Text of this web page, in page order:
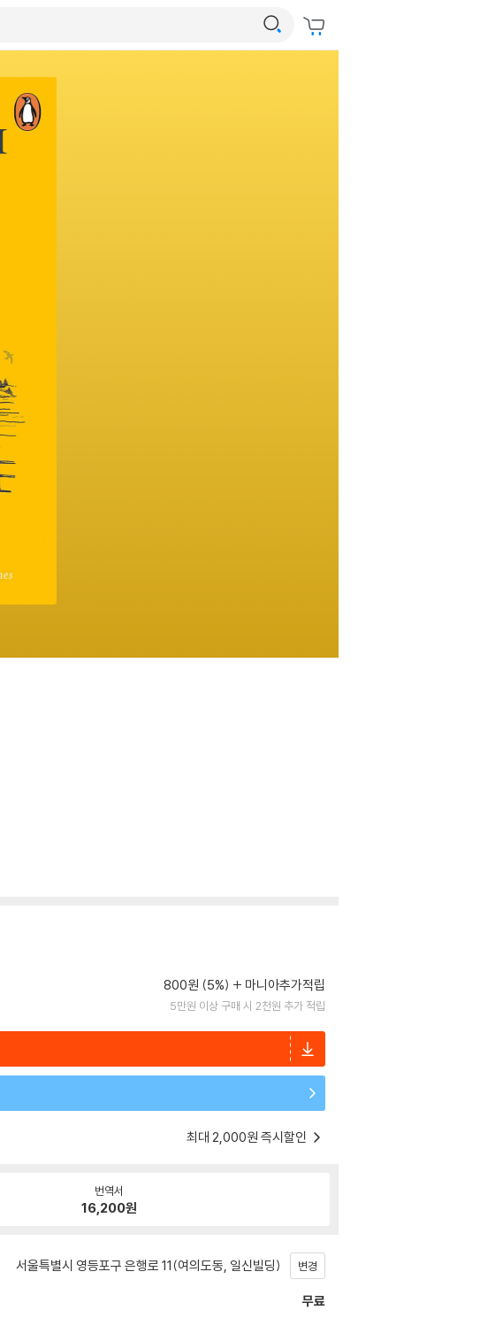
800원 (5%) 마니아추가적립
5만원 이상 구매 시 2천원 추가 적립
최대 2,000원 즉시할인
번역서
16,200원
서울특별시 영등포구 은행로 11(여의도동, 일신빌딩) 변경
무료